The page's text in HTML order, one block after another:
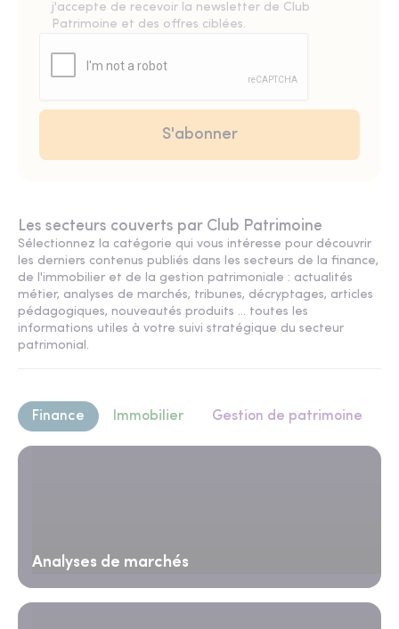
j'accepte de recevoir la newsletter de Club
Patrimoine et des offres ciblées.
Les secteurs couverts par Club Patrimoine
Sélectionnez la catégorie qui vous intéresse pour découvrir
les derniers contenus publiés dans les secteurs de la finance,
de l'immobilier et de la gestion patrimoniale : actualités
métier, analyses de marchés, tribunes, décryptages, articles
pédagogiques, nouveautés produits ... toutes les
informations utiles à votre suivi stratégique du secteur
patrimonial.
Finance Immobilier Gestion de patrimoine
Analyses de marchés